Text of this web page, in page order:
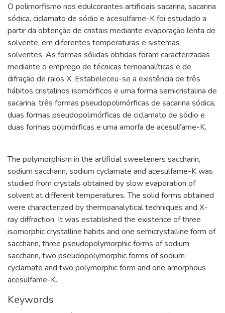
O polimorfismo nos edulcorantes artificiais sacarina, sacarina
sódica, ciclamato de sódio e acesulfame-K foi estudado a
partir da obtenção de cristais mediante evaporação lenta de
solvente, em diferentes temperaturas e sistemas
solventes. As formas sólidas obtidas foram caracterizadas
mediante o emprego de técnicas temoanalíticas e de
difração de raios X. Estabeleceu-se a existência de três
hábitos cristalinos isomórficos e uma forma semicristalina de
sacarina, três formas pseudopolimórficas de sacarina sódica,
duas formas pseudopolimórficas de ciclamato de sódio e
duas formas polimórficas e uma amorfa de acesulfame-K.
The polymorphism in the artificial sweeteners saccharin,
sodium saccharin, sodium cyclamate and acesulfame-K was
studied from crystals obtained by slow evaporation of
solvent at different temperatures. The solid forms obtained
were characterized by thermoanalytical techniques and X-
ray diffraction. It was established the existence of three
isomorphic crystalline habits and one semicrystalline form of
saccharin, three pseudopolymorphic forms of sodium
saccharin, two pseudopolymorphic forms of sodium
cyclamate and two polymorphic form and one amorphous
acesulfame-K.
Keywords